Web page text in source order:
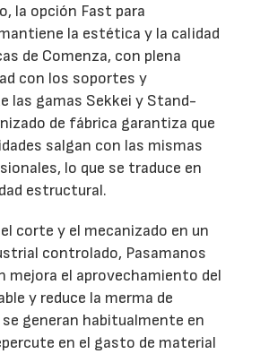
la opción Fast para
la estética y la calidad
de Comenza, con plena
con los soportes y
las gamas Sekkei y Stand-
de fábrica garantiza que
salgan con las mismas
lo que se traduce en
estructural.
corte y el mecanizado en un
controlado, Pasamanos
mejora el aprovechamiento del
y reduce la merma de
generan habitualmente en
en el gasto de material